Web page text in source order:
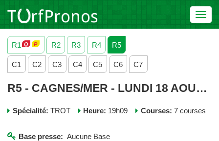
R1
R2 R3 R4 R5
C1 C2 C3 C4 C5 C6 C7
R5 - CAGNES/MER - LUNDI 18 AOUT 2025
Spécialité: TROT Heure: 19h09 Courses: 7 courses
Base presse: Aucune Base